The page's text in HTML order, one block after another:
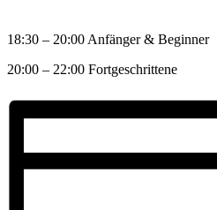
18:30 – 20:00 Anfänger & Beginner
20:00 – 22:00 Fortgeschrittene